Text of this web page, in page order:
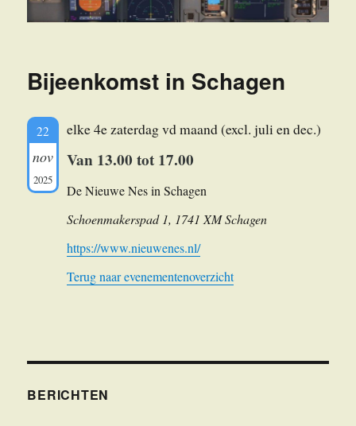
Bijeenkomst in Schagen
22
nov
2025
elke 4e zaterdag vd maand (excl. juli en dec.)
Van 13.00 tot 17.00
De Nieuwe Nes in Schagen
Schoenmakerspad 1, 1741 XM Schagen
https://www.nieuwenes.nl/
Terug naar evenementenoverzicht
BERICHTEN